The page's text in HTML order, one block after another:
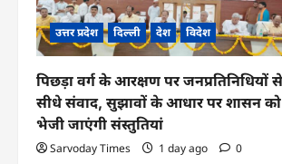
उत्तर प्रदेश दिल्ली देश विदेश
पिछड़ा वर्ग के आरक्षण पर जनप्रतिनिधियों से
सीधे संवाद, सुझावों के आधार पर शासन को
भेजी जाएंगी संस्तुतियां
Sarvoday Times 1 day ago 0